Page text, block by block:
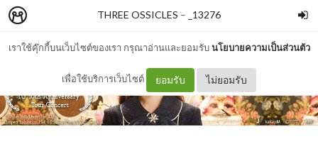
เราใช้คุ๊กกี้บนเว็บไซต์ของเรา กรุณาอ่านและยอมรับนโยบายความเป็นส่วนตัว
เพื่อใช้บริการเว็บไซต์ ยอมรับ ไม่ยอมรับ
THREE OSSICLES – _13276